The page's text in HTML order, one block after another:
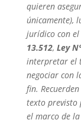
quieren
únicamente),
jurídico con el
13.512, Ley
interpretar el
negociar con
fin.
texto previsto
el marco de la